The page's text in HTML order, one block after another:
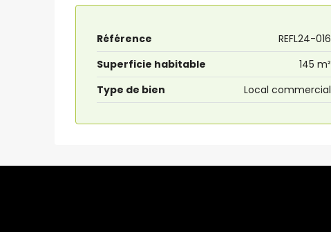
Référence REFL24-016
Superficie habitable
145 m²
Type de bien
Local commercial